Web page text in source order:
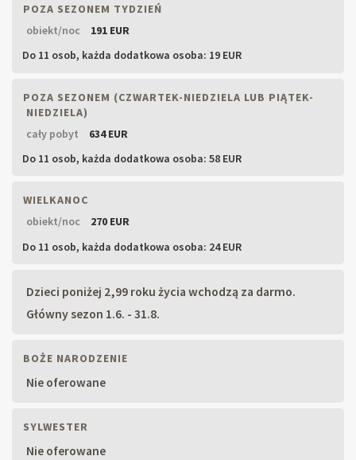
POZA SEZONEM TYDZIEŃ
obiekt/noc
191 EUR
Do 11 osob, każda dodatkowa osoba: 19 EUR
POZA SEZONEM (CZWARTEK-NIEDZIELA LUB PIĄTEK-
NIEDZIELA)
cały pobyt
634 EUR
Do 11 osob, każda dodatkowa osoba: 58 EUR
WIELKANOC
obiekt/noc
270 EUR
Do 11 osob, każda dodatkowa osoba: 24 EUR
Dzieci poniżej 2,99 roku życia wchodzą za darmo.
Główny sezon 1.6. - 31.8.
BOŻE NARODZENIE
Nie oferowane
SYLWESTER
Nie oferowane